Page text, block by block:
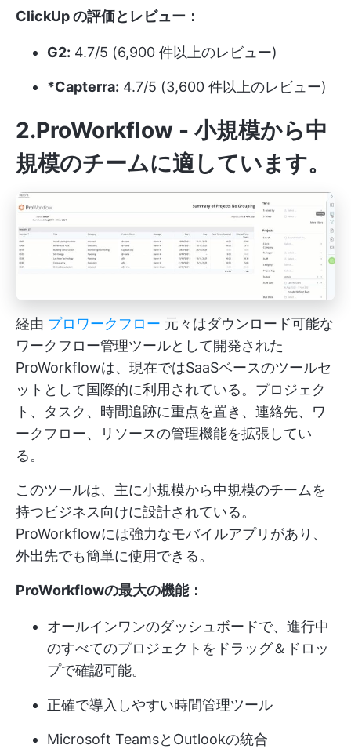
ClickUp の評価とレビュー：
G2: 4.7/5 (6,900 件以上のレビュー)
*Capterra: 4.7/5 (3,600 件以上のレビュー)
2.ProWorkflow - 小規模から中
規模のチームに適しています。
経由 プロワークフロー 元々はダウンロード可能な
ワークフロー管理ツールとして開発された
ProWorkflowは、現在ではSaaSベースのツールセ
ットとして国際的に利用されている。プロジェク
ト、タスク、時間追跡に重点を置き、連絡先、ワ
ークフロー、リソースの管理機能を拡張してい
る。
このツールは、主に小規模から中規模のチームを
持つビジネス向けに設計されている。
ProWorkflowには強力なモバイルアプリがあり、
外出先でも簡単に使用できる。
ProWorkflowの最大の機能：
オールインワンのダッシュボードで、進行中
のすべてのプロジェクトをドラッグ＆ドロッ
プで確認可能。
正確で導入しやすい時間管理ツール
Microsoft TeamsとOutlookの統合